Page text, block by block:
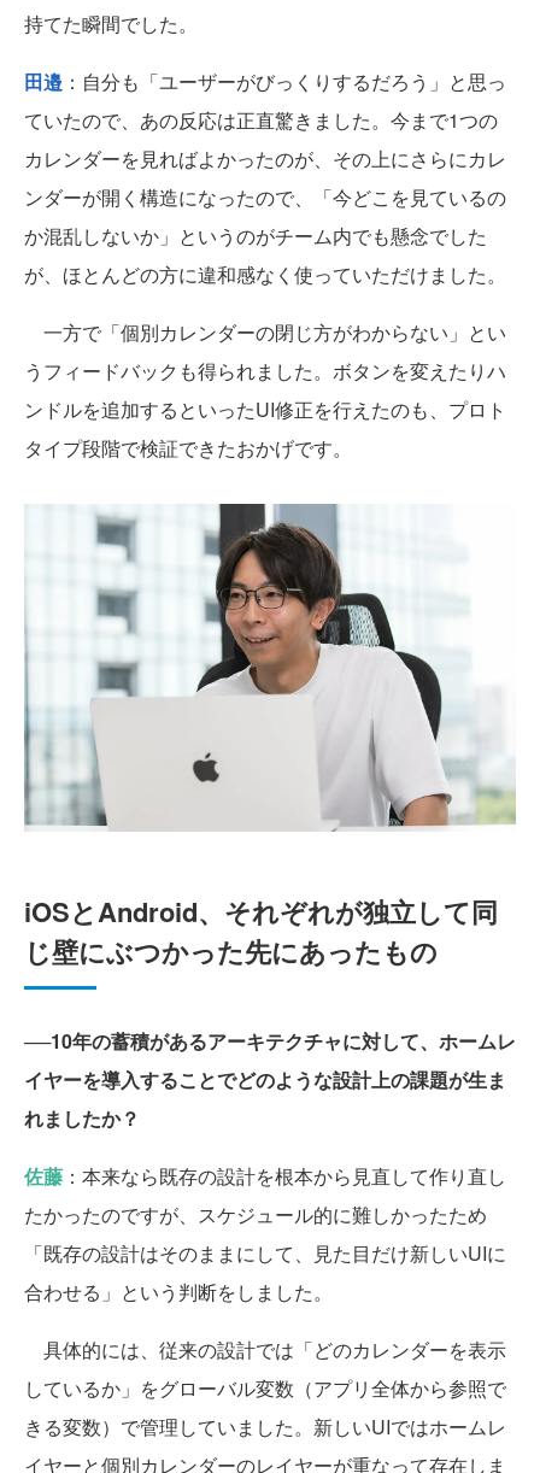
持てた瞬間でした。
田邉 ：自分も「ユーザーがびっくりするだろう」と思っ
ていたので、あの反応は正直驚きました。今まで1つの
カレンダーを見ればよかったのが、その上にさらにカレ
ンダーが開く構造になったので、「今どこを見ているの
か混乱しないか」というのがチーム内でも懸念でした
が、ほとんどの方に違和感なく使っていただけました。
一方で「個別カレンダーの閉じ方がわからない」とい
うフィードバックも得られました。ボタンを変えたりハ
ンドルを追加するといったUI修正を行えたのも、プロト
タイプ段階で検証できたおかげです。
iOSとAndroid、それぞれが独立して同
じ壁にぶつかった先にあったもの
──10年の蓄積があるアーキテクチャに対して、ホームレ
イヤーを導入することでどのような設計上の課題が生ま
れましたか？
佐藤 ：本来なら既存の設計を根本から見直して作り直し
たかったのですが、スケジュール的に難しかったため
「既存の設計はそのままにして、見た目だけ新しいUIに
合わせる」という判断をしました。
具体的には、従来の設計では「どのカレンダーを表示
しているか」をグローバル変数（アプリ全体から参照で
きる変数）で管理していました。新しいUIではホームレ
イヤーと個別カレンダーのレイヤーが重なって存在しま